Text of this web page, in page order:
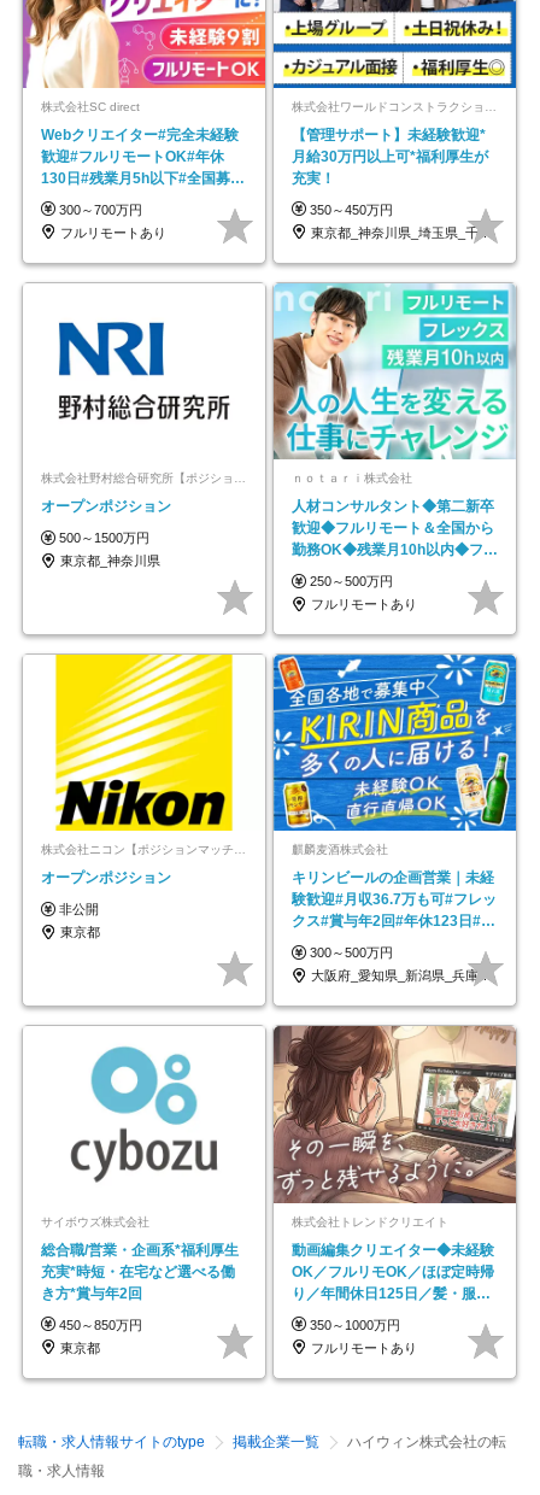
株式会社SC direct
Webクリエイター#完全未経験
歓迎#フルリモートOK#年休
130日#残業月5h以下#全国募集
#最大1年の研修
300～700万円
フルリモートあり
【管理サポート】未経験歓迎*
月給30万円以上可*福利厚生が
充実！
350～450万円
東京都_神奈川県_埼玉県_千葉県_大阪府…
オープンポジション
500～1500万円
東京都_神奈川県
ｎｏｔａｒｉ株式会社
人材コンサルタント◆第二新卒
歓迎◆フルリモート＆全国から
勤務OK◆残業月10h以内◆フレ
ックス制
250～500万円
フルリモートあり
株式会社ニコン【ポジションマッチ登録】
オープンポジション
非公開
東京都
麒麟麦酒株式会社
キリンビールの企画営業｜未経
験歓迎#月収36.7万も可#フレッ
クス#賞与年2回#年休123日#完
全週休2日制
300～500万円
大阪府_愛知県_新潟県_兵庫県_福岡県
サイボウズ株式会社
総合職/営業・企画系*福利厚生
充実*時短・在宅など選べる働
き方*賞与年2回
450～850万円
東京都
株式会社トレンドクリエイト
動画編集クリエイター◆未経験
OK／フルリモOK／ほぼ定時帰
り／年間休日125日／髪・服・
ネイル自由／副業OK
350～1000万円
フルリモートあり
転職・求人情報サイトのtype 掲載企業一覧
ハイウィン株式会社の転
職・求人情報